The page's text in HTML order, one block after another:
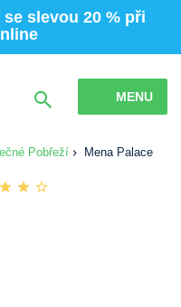
slevou 20 % při
MENU
Pobřeží Mena Palace